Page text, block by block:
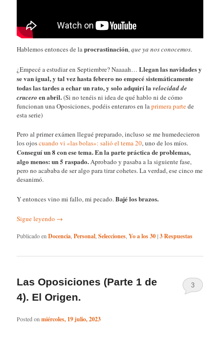
Hablemos entonces de laprocrastinación,que ya nos conocemos.
¿Empecé a estudiar en Septiembre? Naaaah…Llegan las navidades y
se van igual, y tal vez hasta febrero no empecé sistemáticamente
todas las tardes a echar un rato, y solo adquirí lavelocidad de
crucero en abril.(Si no tenéis ni idea de qué hablo ni de cómo
funcionan una Oposiciones, podéis enteraros en laprimera partede
esta serie)
Pero al primer exámen llegué preparado, incluso se me humedecieron
los ojoscuando vi «las bolas»: salió el tema 20, uno de los míos.
Conseguí un 8 con ese tema. En la parte práctica de problemas,
algo menos: un 5 raspado.Aprobado y pasaba a la siguiente fase,
pero no acababa de ser algo para tirar cohetes. La verdad, ese cinco me
desanimó.
Y entonces vino mi fallo, mi pecado.Bajé los brazos.
Sigue leyendo →
Publicado en Docencia ,Personal ,Selecciones ,Yo a los 30|3Respuestas
Las Oposiciones (Parte 1 de
4). El Origen.
Posted onmiércoles, 19 julio, 2023
3